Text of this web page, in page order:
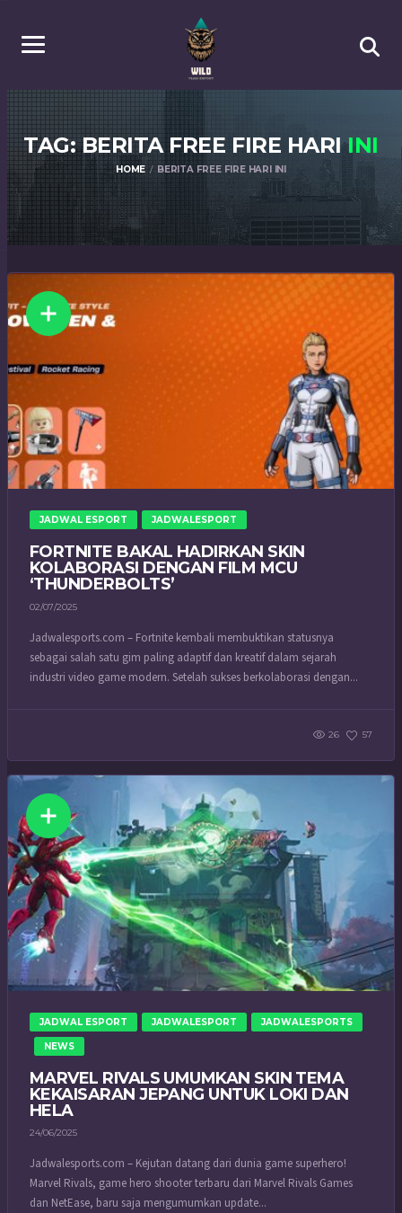
TAG: BERITA FREE FIRE HARIINI
HOME BERITA FREE FIRE HARI INI
JADWAL ESPORT JADWALESPORT
FORTNITE BAKAL HADIRKAN SKIN
KOLABORASI DENGAN FILM MCU
‘THUNDERBOLTS’
02/07/2025
Jadwalesports.com – Fortnite kembali membuktikan statusnya
sebagai salah satu gim paling adaptif dan kreatif dalam sejarah
industri video game modern. Setelah sukses berkolaborasi dengan...
26 57
JADWAL ESPORT JADWALESPORT JADWALESPORTS
NEWS
MARVEL RIVALS UMUMKAN SKIN TEMA
KEKAISARAN JEPANG UNTUK LOKI DAN
HELA
24/06/2025
Jadwalesports.com – Kejutan datang dari dunia game superhero!
Marvel Rivals, game hero shooter terbaru dari Marvel Rivals Games
dan NetEase, baru saja mengumumkan update...